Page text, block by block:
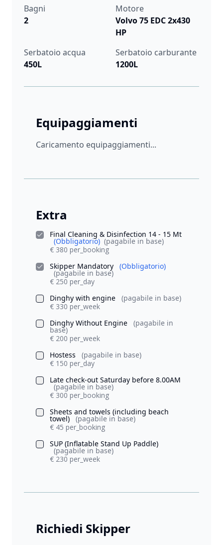
Bagni
2
Motore
Volvo 75 EDC 2x430
HP
Serbatoio acqua
450L
Serbatoio carburante
1200L
Equipaggiamenti
Caricamento equipaggiamenti...
Extra
Final Cleaning & Disinfection 14 - 15 Mt
(Obbligatorio) (pagabile in base)
€ 380 per_booking
Skipper Mandatory
(Obbligatorio)
(pagabile in base)
€ 250 per_day
Dinghy with engine
(pagabile in base)
€ 330 per_week
Dinghy Without Engine
(pagabile in
base)
€ 200 per_week
Hostess
(pagabile in base)
€ 150 per_day
Late check-out Saturday before 8.00AM
(pagabile in base)
€ 300 per_booking
Sheets and towels (including beach
towel)
(pagabile in base)
€ 45 per_booking
SUP (Inflatable Stand Up Paddle)
(pagabile in base)
€ 230 per_week
Richiedi Skipper